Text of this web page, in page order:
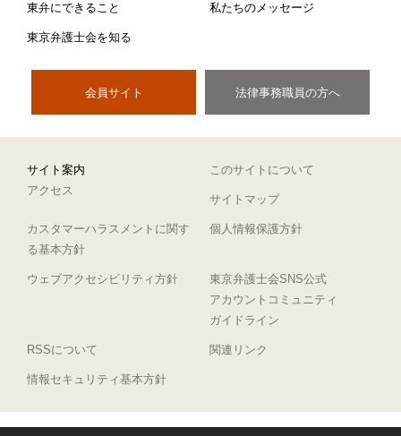
東弁にできること 私たちのメッセージ
東京弁護士会を知る
会員サイト 法律事務職員の方へ
サイト案内
このサイトについて
アクセス
サイトマップ
カスタマーハラスメントに関す
る基本方針
個人情報保護方針
ウェブアクセシビリティ方針
東京弁護士会SNS公式
アカウントコミュニティ
ガイドライン
RSSについて 関連リンク
情報セキュリティ基本方針